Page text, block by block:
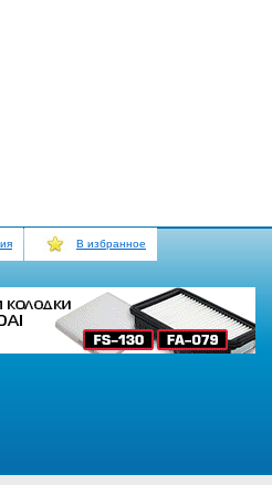
В избранное